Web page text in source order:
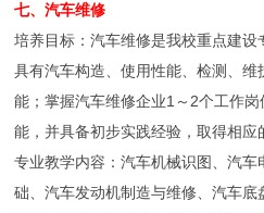
七、汽车维修
培养目标：汽车维修是我校重点建
具有汽车构造、使用性能、检测、
能；掌握汽车维修企业1～2个工作
能，并具备初步实践经验，取得相应
专业教学内容：汽车机械识图、汽
础、汽车发动机制造与维修、汽车